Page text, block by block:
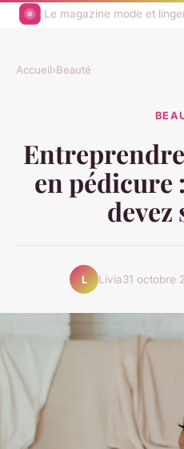
Le magazine mode et
Accueil›Beauté
en pédicure
devez
L Livia31 octobre